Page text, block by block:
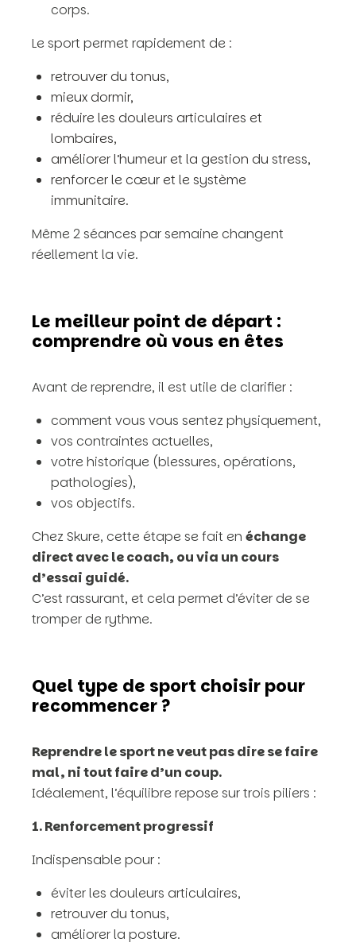
corps.
Le sport permet rapidement de :
retrouver du tonus,
mieux dormir,
réduire les douleurs articulaires et
lombaires,
améliorer l’humeur et la gestion du stress,
renforcer le cœur et le système
immunitaire.
Même 2 séances par semaine changent
réellement la vie.
Le meilleur point de départ :
comprendre où vous en êtes
Avant de reprendre, il est utile de clarifier :
comment vous vous sentez physiquement,
vos contraintes actuelles,
votre historique (blessures, opérations,
pathologies),
vos objectifs.
Chez Skure, cette étape se fait en échange
direct avec le coach, ou via un cours
d’essai guidé.
C’est rassurant, et cela permet d’éviter de se
tromper de rythme.
Quel type de sport choisir pour
recommencer ?
Reprendre le sport ne veut pas dire se faire
mal, ni tout faire d’un coup.
Idéalement, l’équilibre repose sur trois piliers :
1. Renforcement progressif
Indispensable pour :
éviter les douleurs articulaires,
retrouver du tonus,
améliorer la posture.